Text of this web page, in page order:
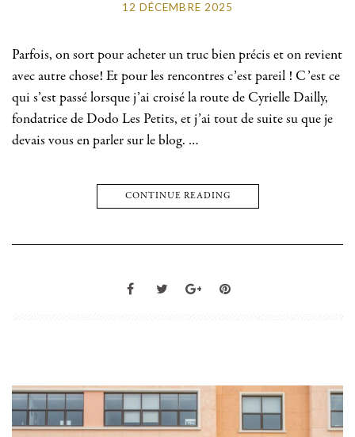
12 DÉCEMBRE 2025
Parfois, on sort pour acheter un truc bien précis et on revient
avec autre chose! Et pour les rencontres c’est pareil ! C’est ce
qui s’est passé lorsque j’ai croisé la route de Cyrielle Dailly,
fondatrice de Dodo Les Petits, et j’ai tout de suite su que je
devais vous en parler sur le blog. …
CONTINUE READING